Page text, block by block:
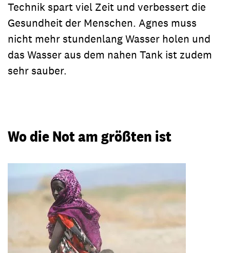
Technik spart viel Zeit und verbessert die
Gesundheit der Menschen. Agnes muss
nicht mehr stundenlang Wasser holen und
das Wasser aus dem nahen Tank ist zudem
sehr sauber.
Wo die Not am größten ist